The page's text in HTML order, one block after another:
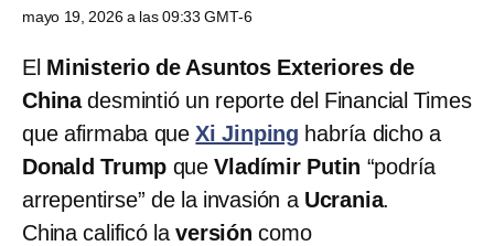
mayo 19, 2026 a las 09:33 GMT-6
El Ministerio de Asuntos Exteriores de
Chinadesmintió un reporte del Financial Times
que afirmaba queXi Jinping habría dicho a
Donald Trump queVladímir Putin “podría
arrepentirse” de la invasión a Ucrania.
China calificó laversión como